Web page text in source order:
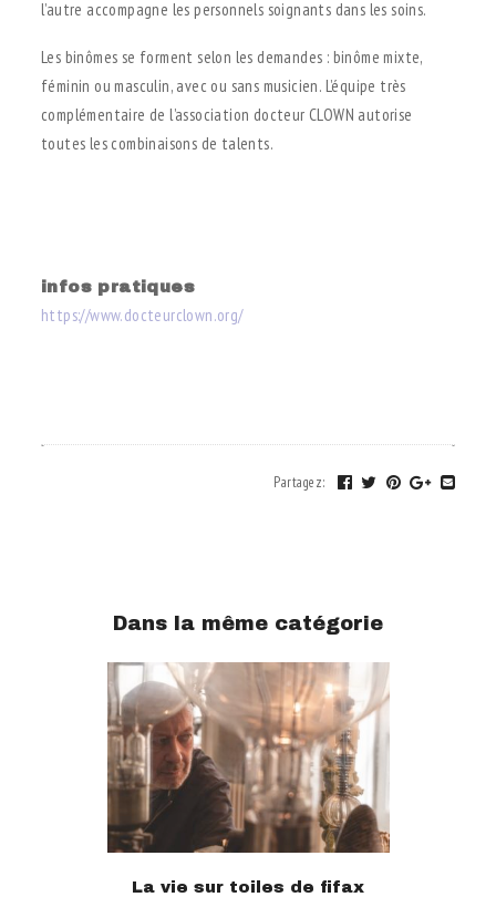
l’autre accompagne les personnels soignants dans les soins.
Les binômes se forment selon les demandes : binôme mixte,
féminin ou masculin, avec ou sans musicien. L’équipe très
complémentaire de l’association docteur CLOWN autorise
toutes les combinaisons de talents.
infos pratiques
https://www.docteurclown.org/
Partagez:
Dans la même catégorie
La vie sur toiles de fifax